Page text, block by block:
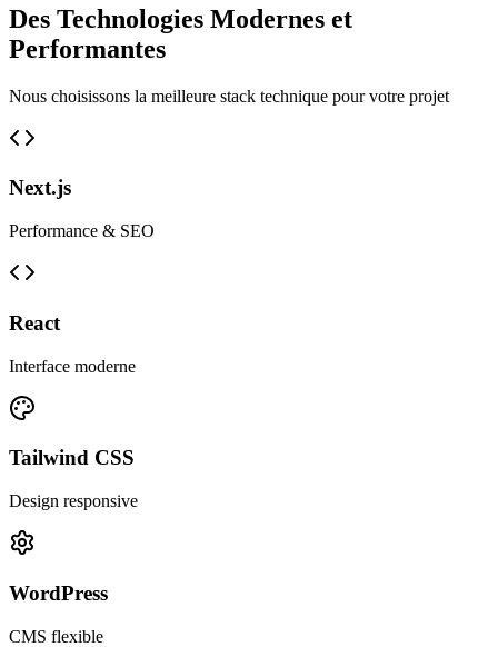
Des Technologies Modernes et
Performantes
Nous choisissons la meilleure stack technique pour votre projet
Next.js
Performance & SEO
React
Interface moderne
Tailwind CSS
Design responsive
WordPress
CMS flexible